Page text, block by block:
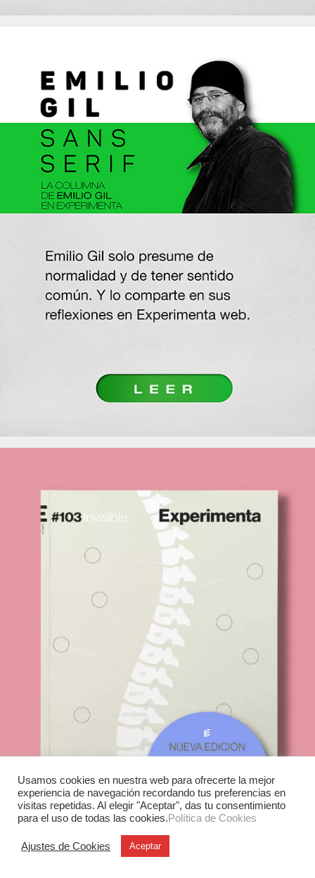
Usamos cookies en nuestra web para ofrecerte la mejor
experiencia de navegación recordando tus preferencias en
visitas repetidas. Al elegir "Aceptar", das tu consentimiento
para el uso de todas las cookies.Política de Cookies
Ajustes de Cookies Aceptar